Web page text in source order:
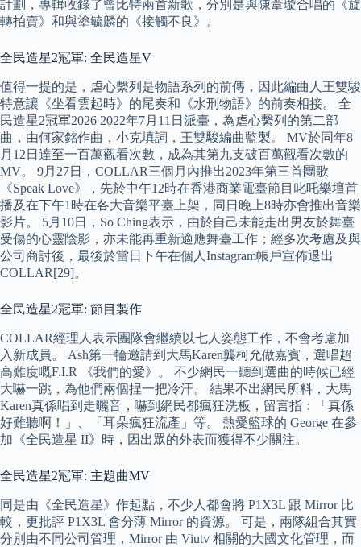
計劃，專輯收錄了曾比特兩首新歌，分別是與陳葦璇合唱的《旋
轉拍賣》和與塗毓麟的《接觸不良》。
全民造星2冠軍: 全民造星V
值得一提的是，虐心繫列是物語系列的前傳，因此編曲人王雙駿
特意讓《坐看雲起時》的尾奏和《水刑物語》的前奏相接。 全
民造星2冠軍2026 2022年7月11日派臺，為虐心繫列的第二部
曲，由何家銘作曲，小克填詞，王雙駿編曲監製。 MV於同年8
月12日達至一百萬觀看次數，成為其第九支破百萬觀看次數的
MV。 9月27日，COLLAR三個月內推出2023年第三首團歌
《Speak Love》，先於中午12時在香港商業電臺節目叱吒樂壇首
播及在下午1時在各大音樂平臺上架，同日晚上8時亦會推出音樂
影片。 5月10日，So Ching表示，由於自己未能走出男友於舞臺
受傷的心靈陰影，亦未能再重新適應舞臺工作；經多次考慮及與
公司商討後，最後於當日下午在個人Instagram帳戶宣佈退出
COLLAR[29]。
全民造星2冠軍: 節目製作
COLLAR經理人表示團隊會繼續以七人姿態工作，不會考慮加
入新成員。 Ash第一輪邀請到大馬Karen龔柯允做嘉賓，選唱超
高難度嘅F.I.R 《我們的愛》。 不少網民一聽到選曲的時候已經
大嚇一跳，為他們兩個捏一把冷汗。 結果不出網民所料，大馬
Karen真係唱到走曬音，嚇到網民都瘋狂洗板，留言指：「真係
好難聽啊！」、「耳朵瘋狂流產」等。 熱愛籃球的 George 在參
加《全民造星 II》時，因出眾的外表而獲得不少關注。
全民造星2冠軍: 主題曲MV
同是由《全民造星》作起點，不少人都會將 P1X3L 跟 Mirror 比
較，更批評 P1X3L 會分薄 Mirror 的資源。 可是，兩隊組合其實
分別由不同公司管理，Mirror 由 Viutv 相關的大國文化管理，而